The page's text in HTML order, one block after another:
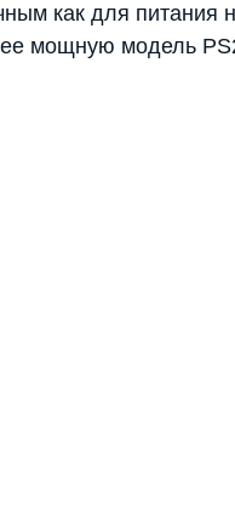
как для питания
мощную модель